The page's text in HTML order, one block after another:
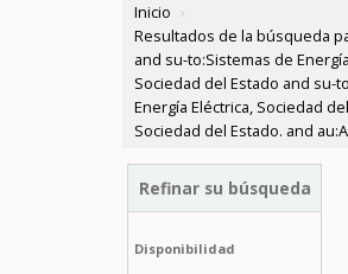
Inicio ›
Resultados de la búsqueda
and su-to:Sistemas de
Sociedad del Estado and su-
Energía Eléctrica, Sociedad
Sociedad del Estado. and
Refinar su búsqueda
Disponibilidad